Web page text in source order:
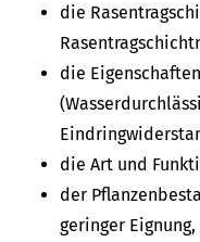
die
die
die Art und
der
geringer